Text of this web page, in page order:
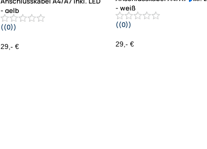
- gelb
Passend für Kunststoff-Sterne
A4/A7 geeignet für den
((0))
29,- €
- weiß
Passend für Kunststoff-Sterne
A4/A7 geeignet für den
((0))
29,- €